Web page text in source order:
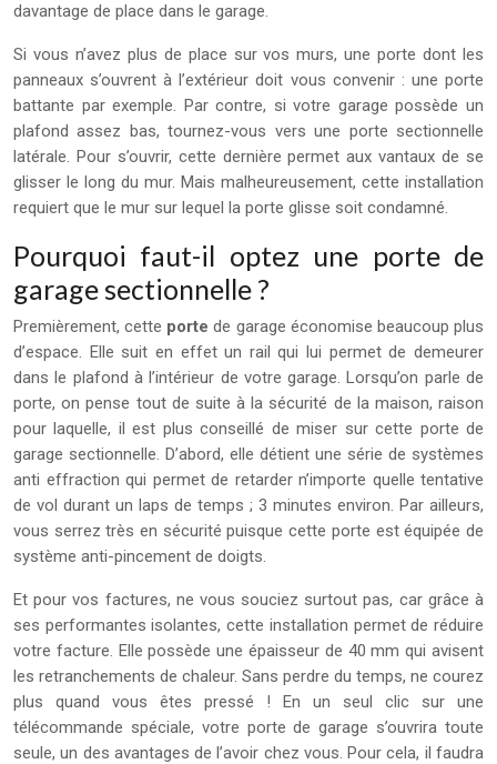
davantage de place dans le garage.
Si vous n’avez plus de place sur vos murs, une porte dont les
panneaux s’ouvrent à l’extérieur doit vous convenir : une porte
battante par exemple. Par contre, si votre garage possède un
plafond assez bas, tournez-vous vers une porte sectionnelle
latérale. Pour s’ouvrir, cette dernière permet aux vantaux de se
glisser le long du mur. Mais malheureusement, cette installation
requiert que le mur sur lequel la porte glisse soit condamné.
Pourquoi faut-il optez une porte de
garage sectionnelle ?
Premièrement, cette porte de garage économise beaucoup plus
d’espace. Elle suit en effet un rail qui lui permet de demeurer
dans le plafond à l’intérieur de votre garage. Lorsqu’on parle de
porte, on pense tout de suite à la sécurité de la maison, raison
pour laquelle, il est plus conseillé de miser sur cette porte de
garage sectionnelle. D’abord, elle détient une série de systèmes
anti effraction qui permet de retarder n’importe quelle tentative
de vol durant un laps de temps ; 3 minutes environ. Par ailleurs,
vous serrez très en sécurité puisque cette porte est équipée de
système anti-pincement de doigts.
Et pour vos factures, ne vous souciez surtout pas, car grâce à
ses performantes isolantes, cette installation permet de réduire
votre facture. Elle possède une épaisseur de 40 mm qui avisent
les retranchements de chaleur. Sans perdre du temps, ne courez
plus quand vous êtes pressé ! En un seul clic sur une
télécommande spéciale, votre porte de garage s’ouvrira toute
seule, un des avantages de l’avoir chez vous. Pour cela, il faudra